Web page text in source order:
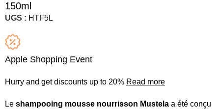
150ml
UGS : HTF5L
Apple Shopping Event
Hurry and get discounts up to 20% Read more
Leshampooing mousse nourrisson Mustela a été conçu